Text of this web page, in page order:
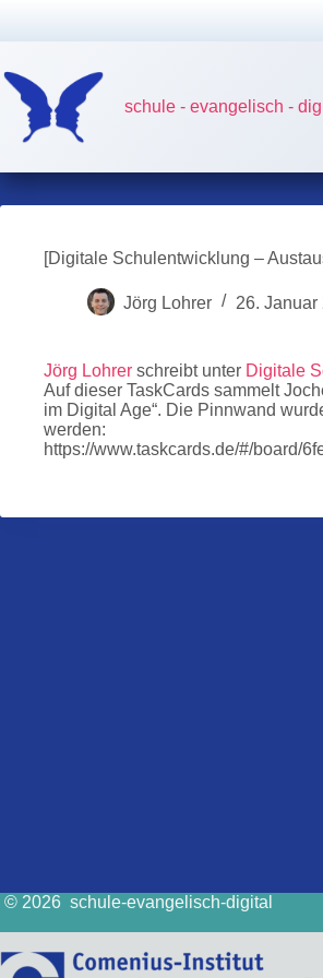
schule - evangelisch -
[Digitale Schulentwicklung –
Jörg Lohrer 26. Januar
Jörg Lohrer schreibt unter Digitale
Auf dieser TaskCards sammelt
im Digital Age“. Die Pinnwand
werden:
https://www.taskcards.de/#/board/
© 2026 schule-evangelisch-digital